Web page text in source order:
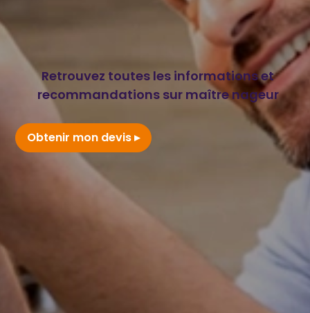
Retrouvez toutes les informations et
recommandations sur maître nageur
Obtenir mon devis